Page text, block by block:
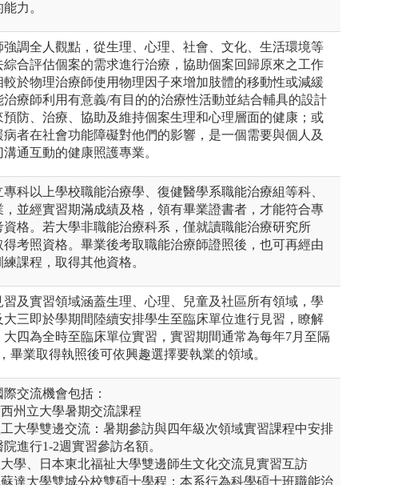
力。
強調全人觀點，從生理、心理、社會、文化、生活環境等
綜合評估個案的需求進行治療，協助個案回歸原來之工作
較於物理治療師使用物理因子來增加肢體的移動性或減緩
治療師利用有意義/有目的的治療性活動並結合輔具的設計
預防、治療、協助及維持個案生理和心理層面的健康；或
病者在社會功能障礙對他們的影響，是一個需要與個人及
通互動的健康照護專業。
科以上學校職能治療學、復健醫學系職能治療組等科、
，並經實習期滿成績及格，領有畢業證書者，才能符合專
資格。若大學非職能治療科系，僅就讀職能治療研究所
得考照資格。畢業後考取職能治療師證照後，也可再經由
課程，取得其他資格。
習及實習領域涵蓋生理、心理、兒童及社區所有領域，學
大三即於學期間陸續安排學生至臨床單位進行見習，瞭解
大四為全時至臨床單位實習，實習期間通常為每年7月至隔
畢業取得執照後可依興趣選擇要執業的領域。
交流機會包括：
州立大學暑期交流課程
大學雙邊交流：暑期參訪與四年級次領域實習課程中安排
進行1-2週實習參訪名額。
學、日本東北福祉大學雙邊師生文化交流見實習互訪
達大學雙城分校雙碩士學程：本系行為科學碩士班職能治